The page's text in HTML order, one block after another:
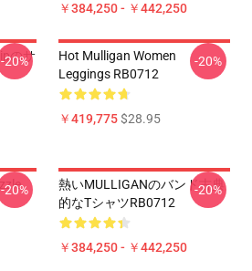
￥384,250 - ￥442,250
のサ
-20%
Hot Mulligan Women
Leggings RB0712
￥419,775$28.95
-20%
-20%
熱いMULLIGANのバンド古典
的なTシャツRB0712
￥384,250 - ￥442,250
-20%